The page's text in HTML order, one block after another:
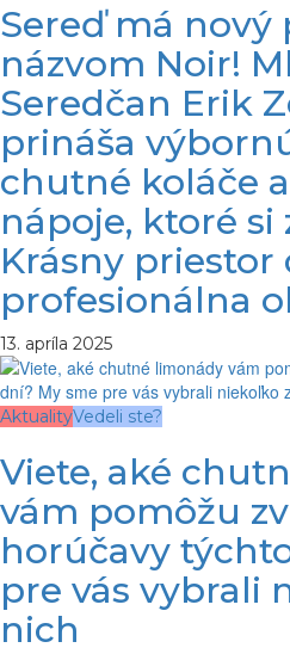
Sereď má nový
názvom Noir!
Seredčan Erik
prináša
chutné koláče
nápoje, ktoré si
Krásny priestor
profesionálna
13. apríla 2025
AktualityVedeli ste?
Viete, aké
vám pomôžu
horúčavy
pre vás vybrali
nich